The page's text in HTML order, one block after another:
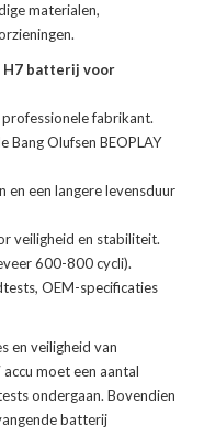
materialen,
H7 batterij voor
fabrikant.
Bang Olufsen BEOPLAY
een langere levensduur
veiligheid en stabiliteit.
600-800 cycli).
OEM-specificaties
en veiligheid van
accu moet een aantal
ondergaan. Bovendien
batterij